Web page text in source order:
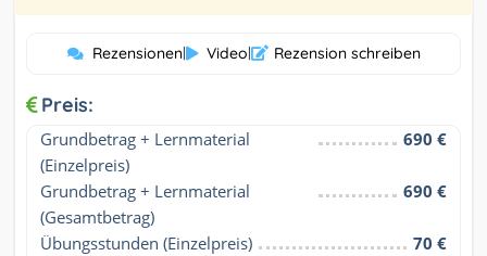
Rezensionen| Video| Rezension schreiben
Preis:
Grundbetrag + Lernmaterial
(Einzelpreis)
690 €
Grundbetrag + Lernmaterial
(Gesamtbetrag)
690 €
Übungsstunden (Einzelpreis)
70 €